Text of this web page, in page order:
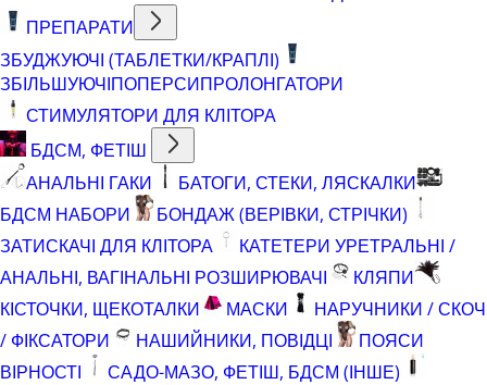
ПРЕПАРАТИ
ЗБУДЖУЮЧІ (ТАБЛЕТКИ/КРАПЛІ)
ЗБІЛЬШУЮЧІПОПЕРСИПРОЛОНГАТОРИ
СТИМУЛЯТОРИ ДЛЯ КЛІТОРА
БДСМ, ФЕТІШ
АНАЛЬНІ ГАКИ
БАТОГИ, СТЕКИ, ЛЯСКАЛКИ
БДСМ НАБОРИ
БОНДАЖ (ВЕРІВКИ, СТРІЧКИ)
ЗАТИСКАЧІ ДЛЯ КЛІТОРА
КАТЕТЕРИ УРЕТРАЛЬНІ /
АНАЛЬНІ, ВАГІНАЛЬНІ РОЗШИРЮВАЧІ
КЛЯПИ
КІСТОЧКИ, ЩЕКОТАЛКИ
МАСКИ
НАРУЧНИКИ / СКОЧ
/ ФІКСАТОРИ
НАШИЙНИКИ, ПОВІДЦІ
ПОЯСИ
ВІРНОСТІ
САДО-МАЗО, ФЕТІШ, БДСМ (ІНШЕ)